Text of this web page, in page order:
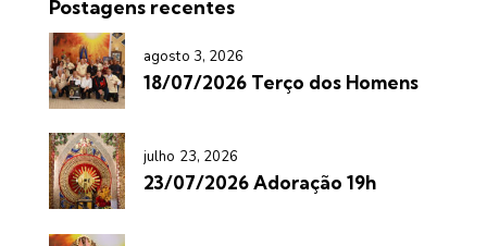
Postagens recentes
agosto 3, 2026
18/07/2026 Terço dos Homens
julho 23, 2026
23/07/2026 Adoração 19h